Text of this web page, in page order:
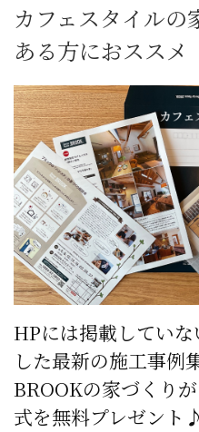
カフェスタイルの
ある方におススメ
HPには掲載してい
した最新の施工事例
BROOKの家づくり
式を無料プレゼント♪